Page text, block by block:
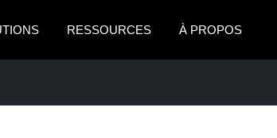
RESSOURCES À PROPOS